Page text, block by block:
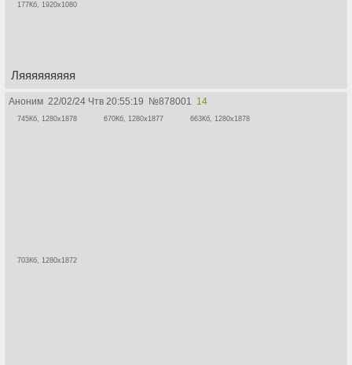
177Кб, 1920x1080
Ляяяяяяяяя
Аноним 22/02/24 Чтв 20:55:19 №878001 14
745Кб, 1280x1878 670Кб, 1280x1877 663Кб, 1280x1878
703Кб, 1280x1872